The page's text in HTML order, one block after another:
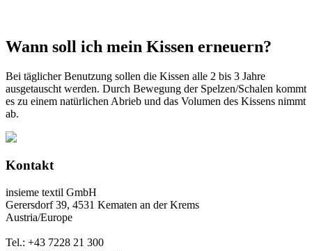
Wann soll ich mein Kissen erneuern?
Bei täglicher Benutzung sollen die Kissen alle 2 bis 3 Jahre
ausgetauscht werden. Durch Bewegung der Spelzen/Schalen kommt
es zu einem natürlichen Abrieb und das Volumen des Kissens nimmt
ab.
Kontakt
insieme textil GmbH
Gerersdorf 39, 4531 Kematen an der Krems
Austria/Europe
Tel.: +43 7228 21 300